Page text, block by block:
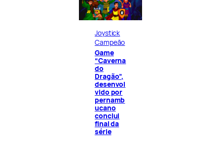
Joystick
Campeão
Game
“Caverna
do
Dragão”,
desenvol
vido por
pernamb
ucano
conclui
final da
série